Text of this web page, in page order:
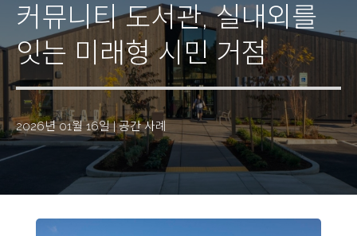
커뮤니티 도서관, 실내외를
잇는 미래형 시민 거점
2026년 01월 16일|공간 사례